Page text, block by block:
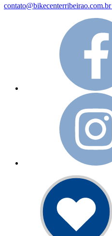
contato@bikecenterribeirao.com.br